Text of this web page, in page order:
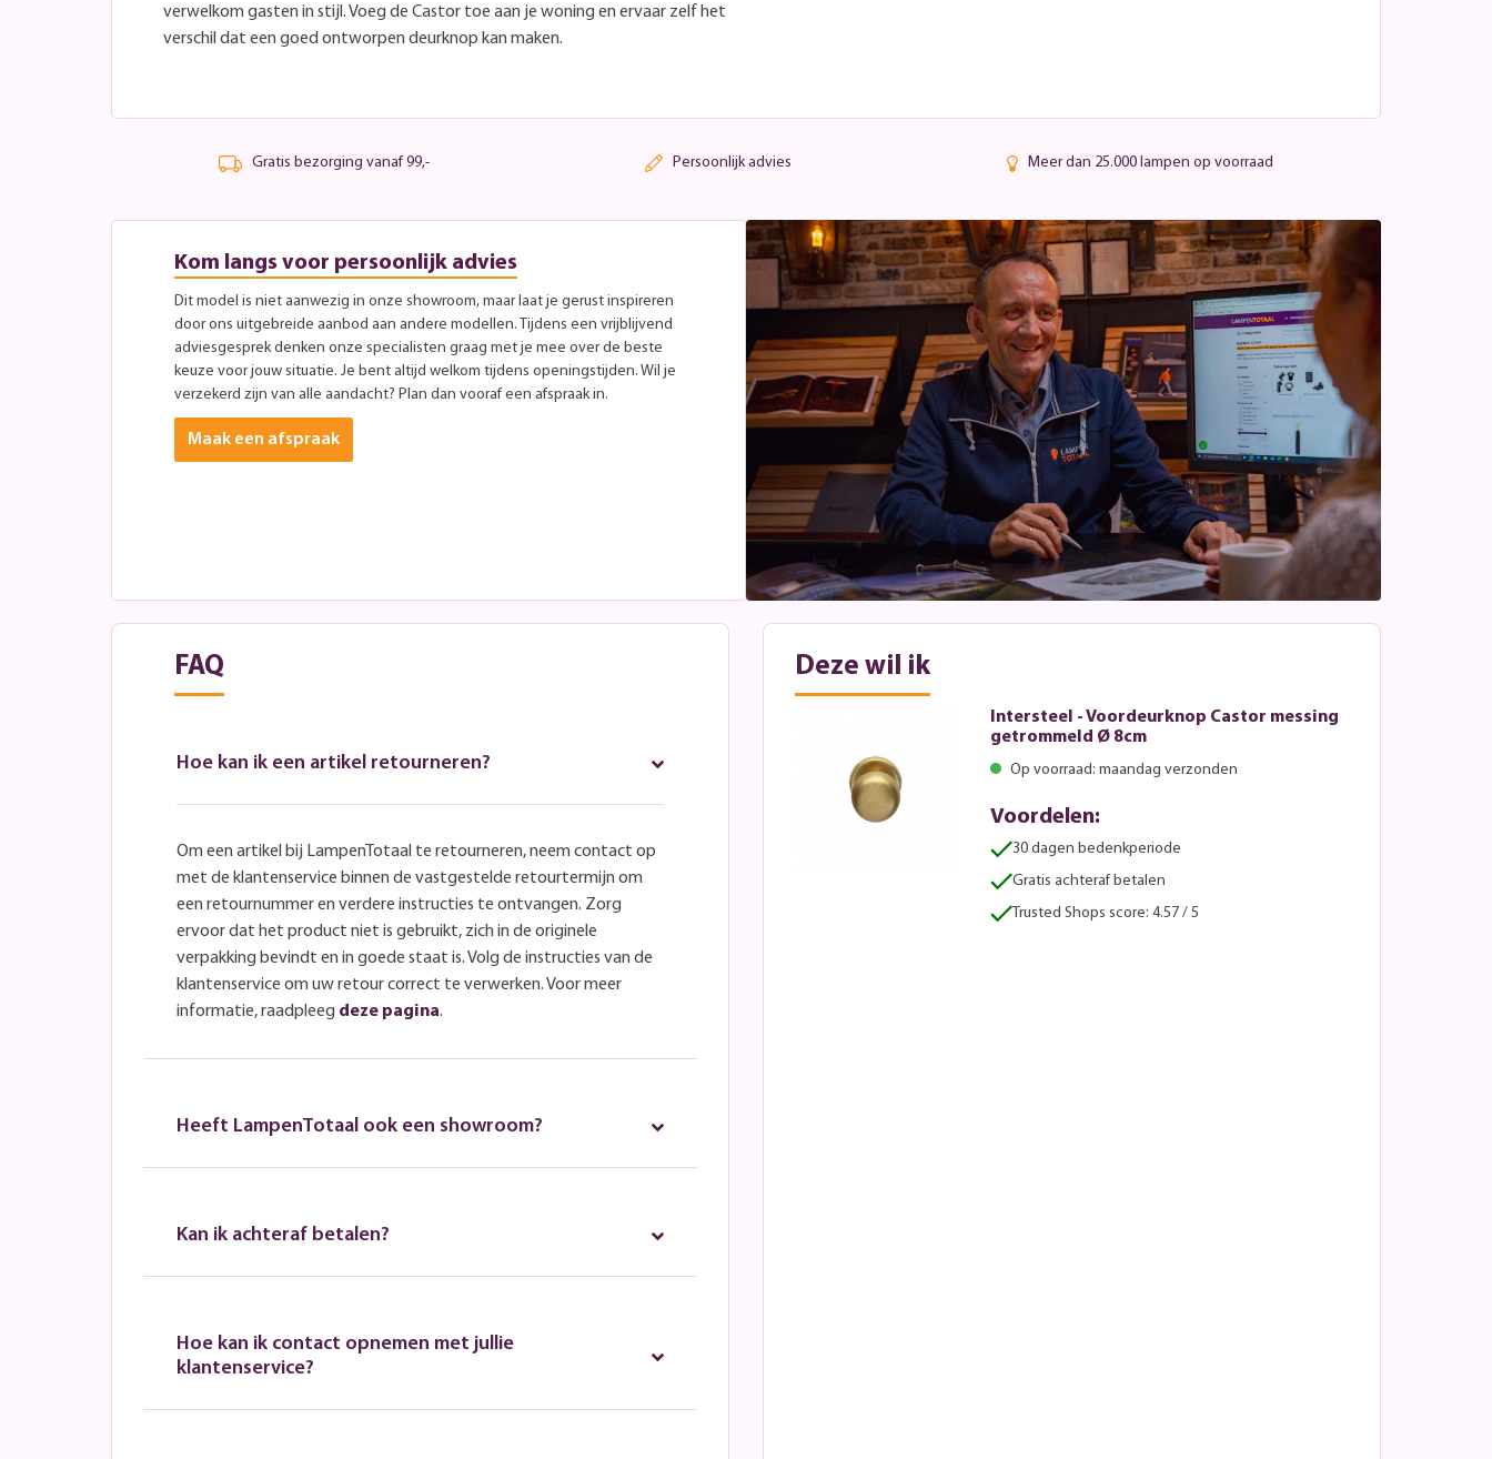
verwelkom gasten in stijl. Voeg de Castor toe aan je woning en ervaar zelf het
verschil dat een goed ontworpen deurknop kan maken.
Gratis bezorging vanaf 99,- Persoonlijk advies Meer dan 25.000 lampen op voorraad
Kom langs voor persoonlijk advies
Dit model is niet aanwezig in onze showroom, maar laat je gerust inspireren
door ons uitgebreide aanbod aan andere modellen. Tijdens een vrijblijvend
adviesgesprek denken onze specialisten graag met je mee over de beste
keuze voor jouw situatie. Je bent altijd welkom tijdens openingstijden. Wil je
verzekerd zijn van alle aandacht? Plan dan vooraf een afspraak in.
Maak een afspraak
FAQ
Hoe kan ik een artikel retourneren?
Om een artikel bij LampenTotaal te retourneren, neem contact op
met de klantenservice binnen de vastgestelde retourtermijn om
een retournummer en verdere instructies te ontvangen. Zorg
ervoor dat het product niet is gebruikt, zich in de originele
verpakking bevindt en in goede staat is. Volg de instructies van de
klantenservice om uw retour correct te verwerken. Voor meer
informatie, raadpleeg deze pagina.
Heeft LampenTotaal ook een showroom?
Kan ik achteraf betalen?
Hoe kan ik contact opnemen met jullie
klantenservice?
Deze wil ik
Intersteel - Voordeurknop Castor messing
getrommeld Ø 8cm
Op voorraad: maandag verzonden
Voordelen:
30 dagen bedenkperiode
Gratis achteraf betalen
Trusted Shops score: 4.57 / 5